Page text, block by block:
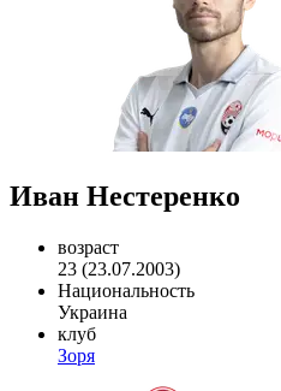
Иван Нестеренко
возраст
23 (23.07.2003)
Национальность
Украина
клуб
Зоря